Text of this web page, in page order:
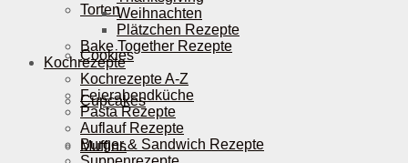
Torten
Cookies
Cupcakes
Muffins
Weihnachten
Plätzchen Rezepte
Bake Together Rezepte
Kochrezepte
Kochrezepte A-Z
Feierabendküche
Pasta Rezepte
Auflauf Rezepte
Burger & Sandwich Rezepte